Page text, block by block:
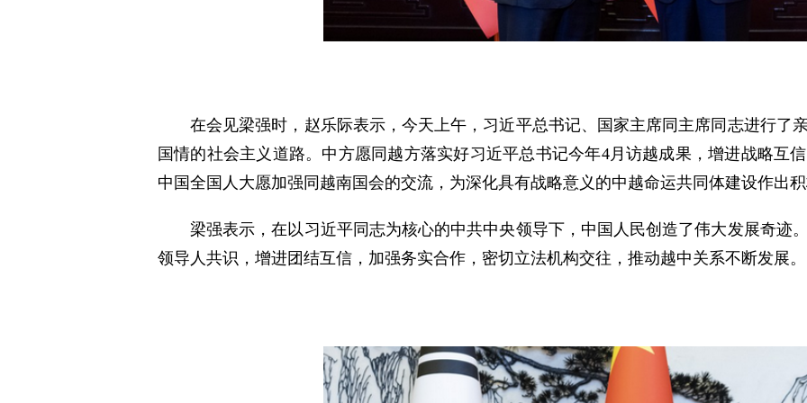
在会见梁强时，赵乐际表示，今天上午，习近平总书记、国家主席同主席同志进行了
国情的社会主义道路。中方愿同越方落实好习近平总书记今年4月访越成果，增进战略互
中国全国人大愿加强同越南国会的交流，为深化具有战略意义的中越命运共同体建设作出
梁强表示，在以习近平同志为核心的中共中央领导下，中国人民创造了伟大发展奇迹
领导人共识，增进团结互信，加强务实合作，密切立法机构交往，推动越中关系不断发展。